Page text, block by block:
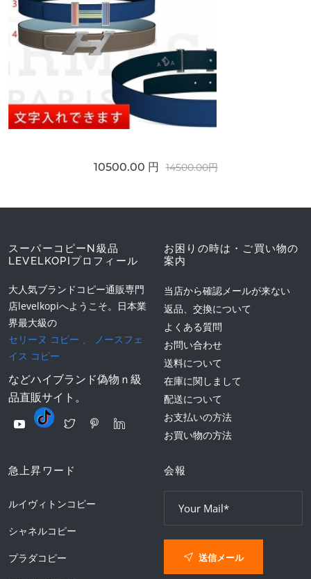
10500.00 円 14500.00円
スーパーコピーN級品
LEVELKOPIプロフィール
大人気ブランドコピー通販専門
店levelkopiへようこそ。日本業
界最大級の
セリーヌ コピー 、
ノースフェ
イス コピー
などハイブランド偽物ｎ級
品直販サイト。
お困りの時は・ご買い物の
案内
当店から確認メールが来ない
返品、交換について
よくある質問
お問い合わせ
送料について
在庫に関しまして
配送について
お支払いの方法
お買い物の方法
急上昇ワード
ルイヴィトンコピー
シャネルコピー
プラダコピー
会報
送信メール